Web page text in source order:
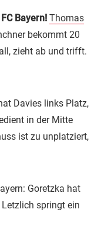
Bayern! Thomas
bekommt 20
zieht ab und trifft.
Davies links Platz,
in der Mitte
ist zu unplatziert,
Goretzka hat
springt ein